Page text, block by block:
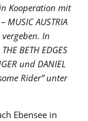
in Kooperation mit
MUSIC AUSTRIA
vergeben. In
BETH EDGES
und DANIEL
Rider” unter
Ebensee in